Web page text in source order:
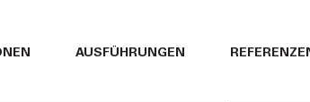
AUSFÜHRUNGEN
ITALIANO
ITALIANO